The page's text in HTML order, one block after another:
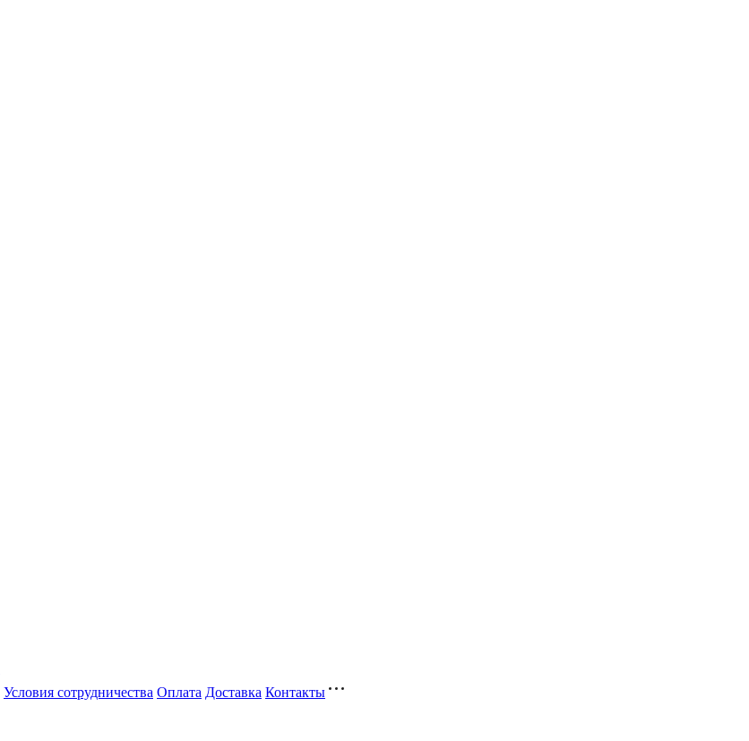
Условия сотрудничества Оплата Доставка Контакты